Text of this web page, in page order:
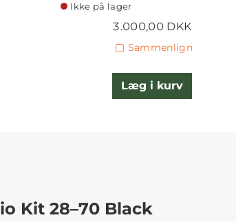
Ikke på lager
3.000,00 DKK
Sammenlign
Læg i kurv
Kit 28–70 Black